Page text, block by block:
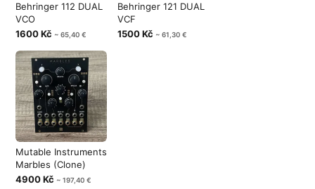
Behringer 112 DUAL
VCO
1600 Kč ~ 65,40 €
Behringer 121 DUAL
VCF
1500 Kč ~ 61,30 €
Mutable Instruments
Marbles (Clone)
4900 Kč ~ 197,40 €